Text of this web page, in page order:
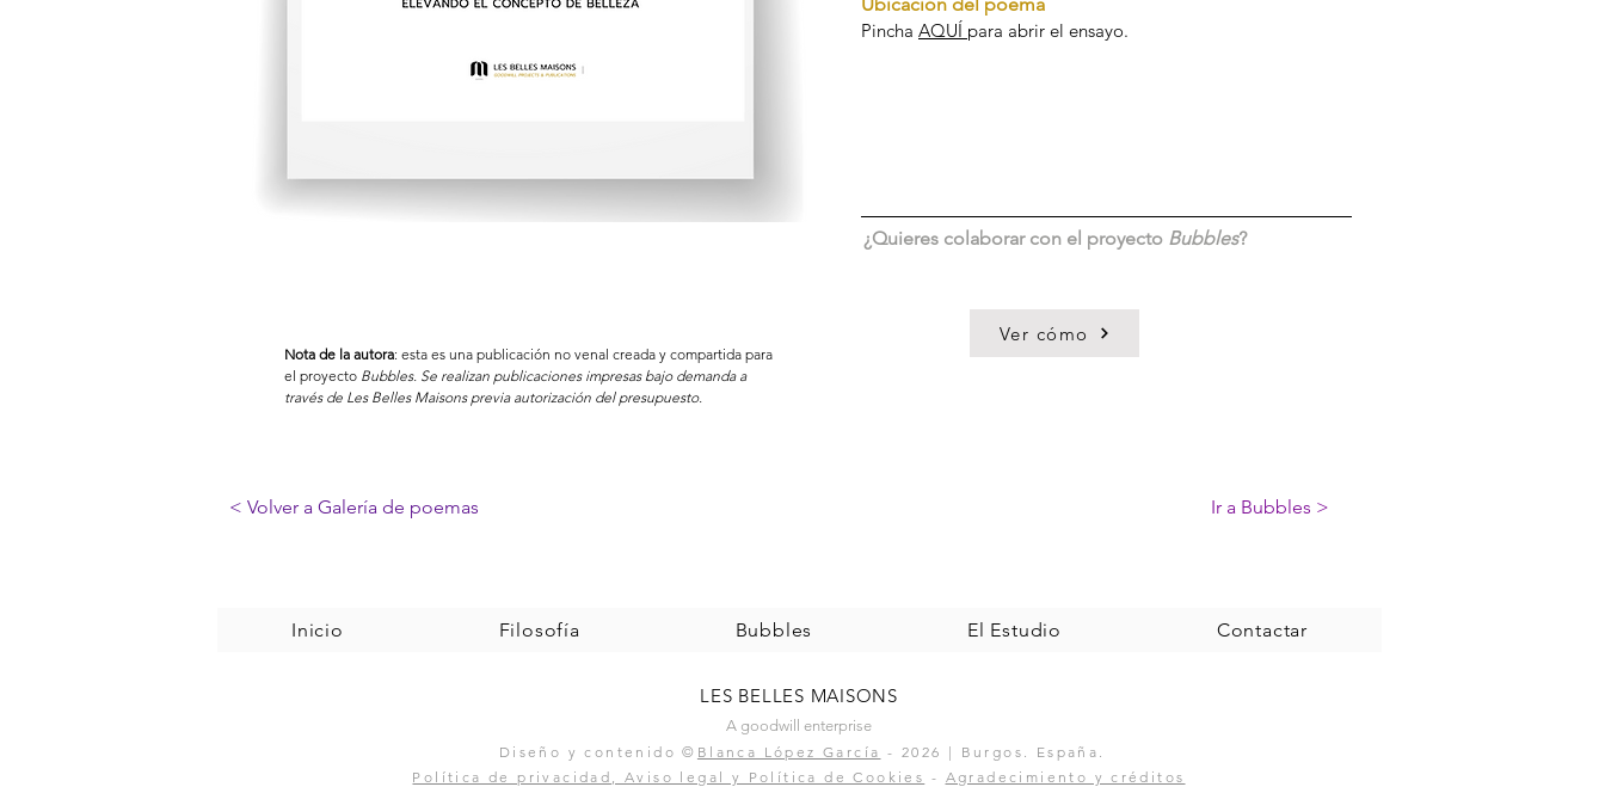
Pincha AQUÍ para abrir el ensayo.
¿Quieres colaborar con el proyecto Bubbles?
Nota de la autora: esta es una publicación no venal creada y compartida para
el proyecto Bubbles. Se realizan publicaciones impresas bajo demanda a
través de Les Belles Maisons previa autorización del presupuesto.
Ver cómo
< Volver a Galería de poemas Ir a Bubbles >
Inicio Filosofía Bubbles El Estudio Contactar
LES BELLES MAISONS
A goodwill enterprise
Diseño y contenido © Blanca López García - 2026 | Burgos . España.
Política de privacidad, Aviso legal y Política de Cookies - Agradecimiento y créditos